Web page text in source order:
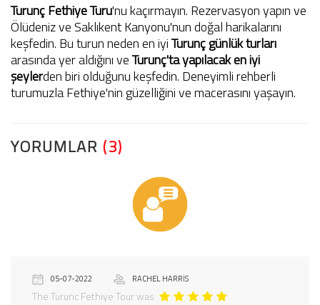
Turunç Fethiye Turu'nu kaçırmayın. Rezervasyon yapın ve
Ölüdeniz ve Saklıkent Kanyonu'nun doğal harikalarını
keşfedin. Bu turun neden en iyiTurunç günlük turları
arasında yer aldığını veTurunç'ta yapılacak en iyi
şeylerden biri olduğunu keşfedin. Deneyimli rehberli
turumuzla Fethiye'nin güzelliğini ve macerasını yaşayın.
YORUMLAR (3)
05-07-2022 RACHEL HARRIS
The Turunc Fethiye Tour was